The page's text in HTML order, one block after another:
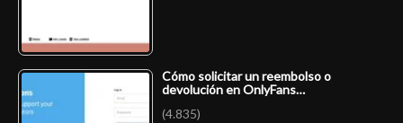
Cómo solicitar un reembolso o
devolución en OnlyFans…
(4.835)